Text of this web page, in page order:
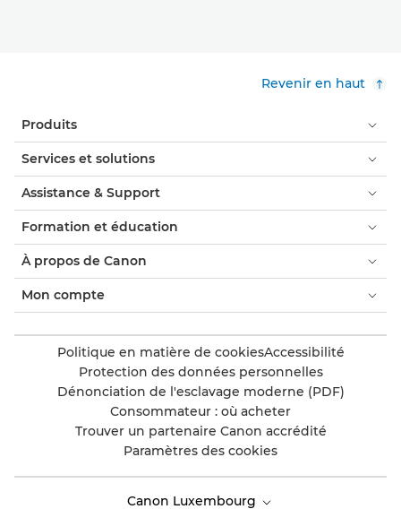
Revenir en haut
Produits
Services et solutions
Assistance & Support
Formation et éducation
À propos de Canon
Mon compte
Politique en matière de cookiesAccessibilité
Protection des données personnelles
Dénonciation de l'esclavage moderne (PDF)
Consommateur : où acheter
Trouver un partenaire Canon accrédité
Paramètres des cookies
Canon Luxembourg